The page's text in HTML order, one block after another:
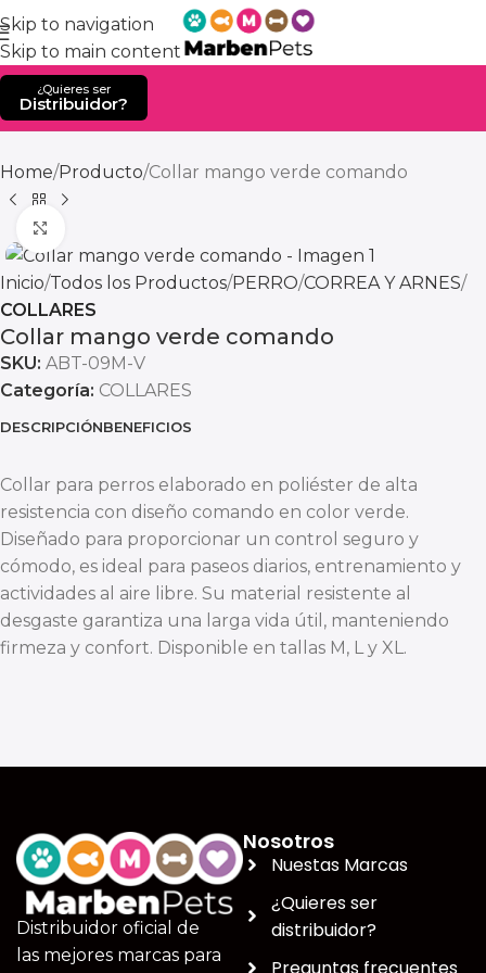
Skip to navigation
Skip to main content
¿Quieres ser
Distribuidor?
Home Producto Collar mango verde comando
Inicio Todos los Productos PERRO CORREA Y ARNES
COLLARES
Collar mango verde comando
SKU: ABT-09M-V
Categoría: COLLARES
DESCRIPCIÓNBENEFICIOS
Collar para perros elaborado en poliéster de alta
resistencia con diseño comando en color verde.
Diseñado para proporcionar un control seguro y
cómodo, es ideal para paseos diarios, entrenamiento y
actividades al aire libre. Su material resistente al
desgaste garantiza una larga vida útil, manteniendo
firmeza y confort. Disponible en tallas M, L y XL.
Distribuidor oficial de
las mejores marcas para
Nosotros
Nuestas Marcas
¿Quieres ser
distribuidor?
Preguntas frecuentes